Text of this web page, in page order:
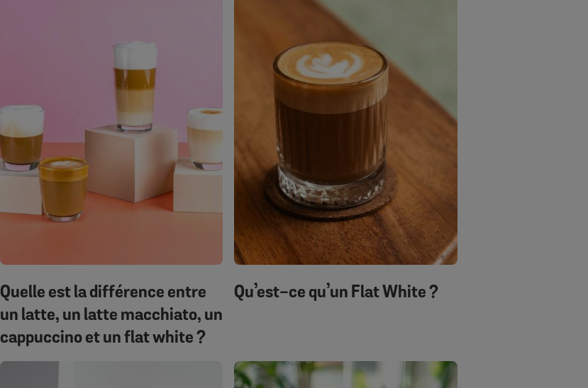
Quelle est la différence entre
un latte, un latte macchiato, un
cappuccino et un flat white ?
Qu’est-ce qu’un Flat White ?